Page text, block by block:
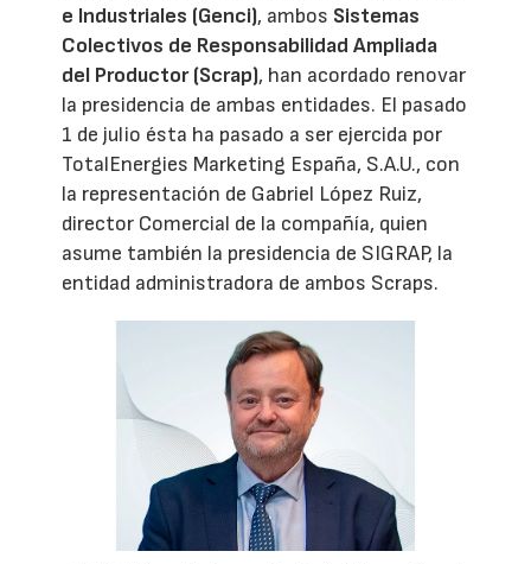
e Industriales (Genci), ambos Sistemas
Colectivos de Responsabilidad Ampliada
del Productor (Scrap), han acordado renovar
la presidencia de ambas entidades. El pasado
1 de julio ésta ha pasado a ser ejercida por
TotalEnergies Marketing España, S.A.U., con
la representación de Gabriel López Ruiz,
director Comercial de la compañía, quien
asume también la presidencia de SIGRAP, la
entidad administradora de ambos Scraps.